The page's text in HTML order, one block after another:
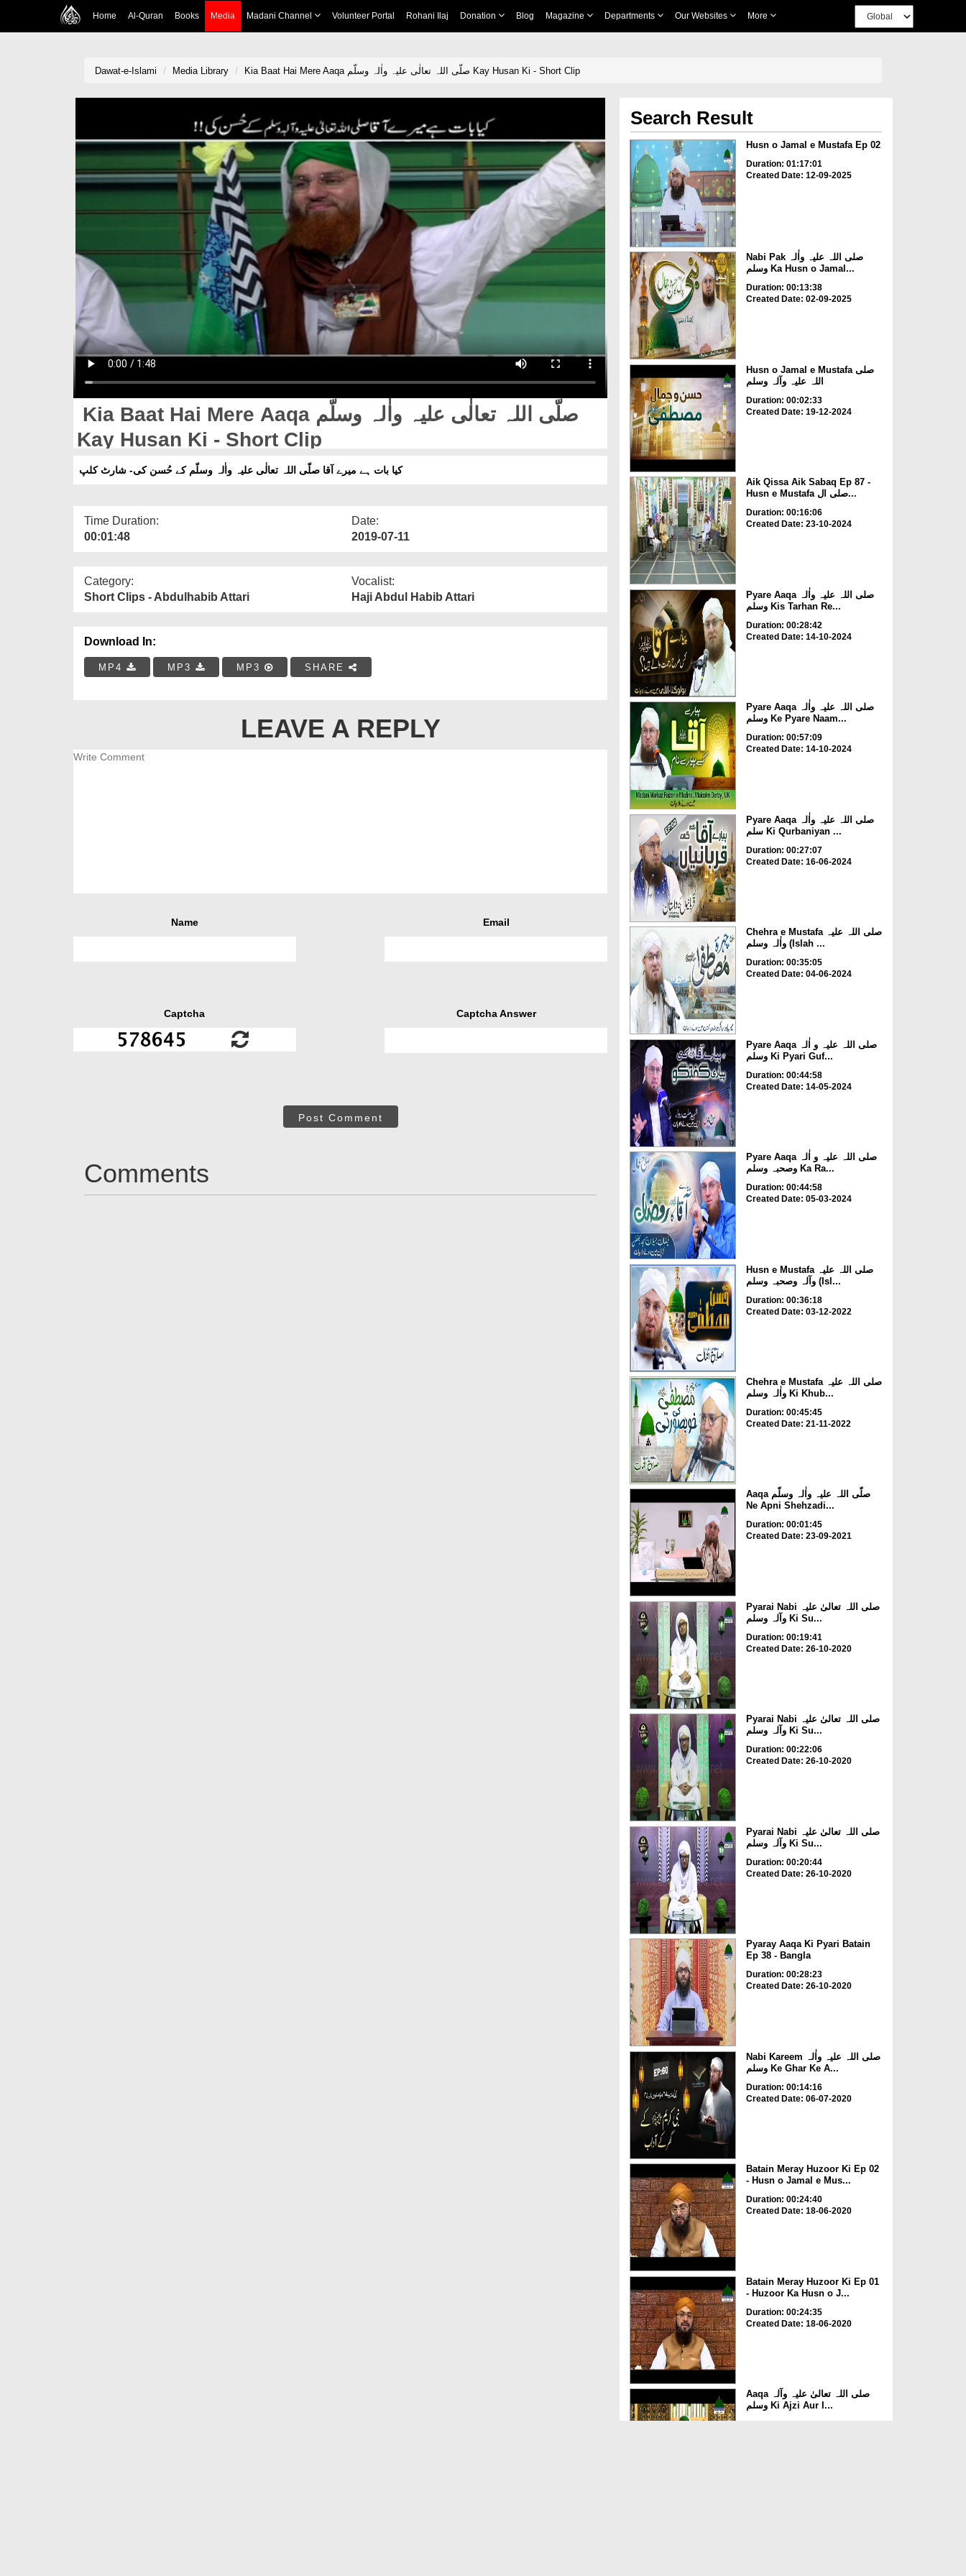
Home Al-Quran Books Media Madani Channel Volunteer Portal Rohani Ilaj Donation Blog Magazine Departments Our Websites More
Dawat-e-Islami Media Library Kia Baat Hai Mere Aaqa صلّی اللہ تعالٰی علیہ واٰلہ وسلّم Kay Husan Ki - Short Clip
Kia Baat Hai Mere Aaqa صلّی اللہ تعالٰی علیہ واٰلہ وسلّم
Kay Husan Ki - Short Clip
کیا بات ہے میرے آقا صلّی اللہ تعالٰی علیہ واٰلہ وسلّم کے حُسن کی- شارٹ کلپ
Time Duration:
00:01:48
Date:
2019-07-11
Category:
Short Clips - Abdulhabib Attari
Vocalist:
Haji Abdul Habib Attari
Download In:
MP4 MP3 MP3 SHARE
LEAVE A REPLY
Name Email
Captcha Captcha Answer
Post Comment
Comments
Search Result
Husn o Jamal e Mustafa Ep 02
Duration: 01:17:01
Created Date: 12-09-2025
Nabi Pak صلی اللہ علیہ واٰلہ
وسلم Ka Husn o Jamal...
Duration: 00:13:38
Created Date: 02-09-2025
Husn o Jamal e Mustafa صلی
اللہ علیہ وآلہ وسلم
Duration: 00:02:33
Created Date: 19-12-2024
Aik Qissa Aik Sabaq Ep 87 -
Husn e Mustafa صلی ال...
Duration: 00:16:06
Created Date: 23-10-2024
Pyare Aaqa صلی اللہ علیہ واٰلہ
وسلم Kis Tarhan Re...
Duration: 00:28:42
Created Date: 14-10-2024
Pyare Aaqa صلی اللہ علیہ واٰلہ
وسلم Ke Pyare Naam...
Duration: 00:57:09
Created Date: 14-10-2024
Pyare Aaqa صلی اللہ علیہ واٰلہ
سلم Ki Qurbaniyan ...
Duration: 00:27:07
Created Date: 16-06-2024
Chehra e Mustafa صلی اللہ علیہ
واٰلہ وسلم (Islah ...
Duration: 00:35:05
Created Date: 04-06-2024
Pyare Aaqa صلی اللہ علیہ و اٰلہ
وسلم Ki Pyari Guf...
Duration: 00:44:58
Created Date: 14-05-2024
Pyare Aaqa صلی اللہ علیہ و اٰلہ
وصحبہ وسلم Ka Ra...
Duration: 00:44:58
Created Date: 05-03-2024
Husn e Mustafa صلی اللہ علیہ
وآلہ وصحبہ وسلم (Isl...
Duration: 00:36:18
Created Date: 03-12-2022
Chehra e Mustafa صلی اللہ علیہ
واٰلہ وسلم Ki Khub...
Duration: 00:45:45
Created Date: 21-11-2022
Aaqa صلّی اللہ علیہ واٰلہ وسلّم
Ne Apni Shehzadi...
Duration: 00:01:45
Created Date: 23-09-2021
Pyarai Nabi صلی اللہ تعالیٰ علیہ
وآلہ وسلم Ki Su...
Duration: 00:19:41
Created Date: 26-10-2020
Pyarai Nabi صلی اللہ تعالیٰ علیہ
وآلہ وسلم Ki Su...
Duration: 00:22:06
Created Date: 26-10-2020
Pyarai Nabi صلی اللہ تعالیٰ علیہ
وآلہ وسلم Ki Su...
Duration: 00:20:44
Created Date: 26-10-2020
Pyaray Aaqa Ki Pyari Batain
Ep 38 - Bangla
Duration: 00:28:23
Created Date: 26-10-2020
Nabi Kareem صلی اللہ علیہ واٰلہ
وسلم Ke Ghar Ke A...
Duration: 00:14:16
Created Date: 06-07-2020
Batain Meray Huzoor Ki Ep 02
- Husn o Jamal e Mus...
Duration: 00:24:40
Created Date: 18-06-2020
Batain Meray Huzoor Ki Ep 01
- Huzoor Ka Husn o J...
Duration: 00:24:35
Created Date: 18-06-2020
Aaqa صلی اللہ تعالیٰ علیہ وآلہ
وسلم Ki Ajzi Aur I...